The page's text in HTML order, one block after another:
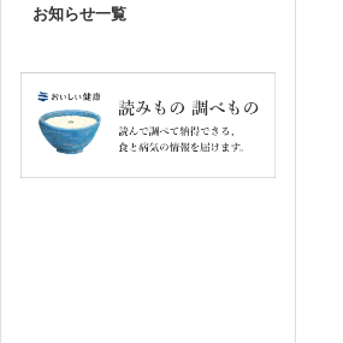
お知らせ一覧